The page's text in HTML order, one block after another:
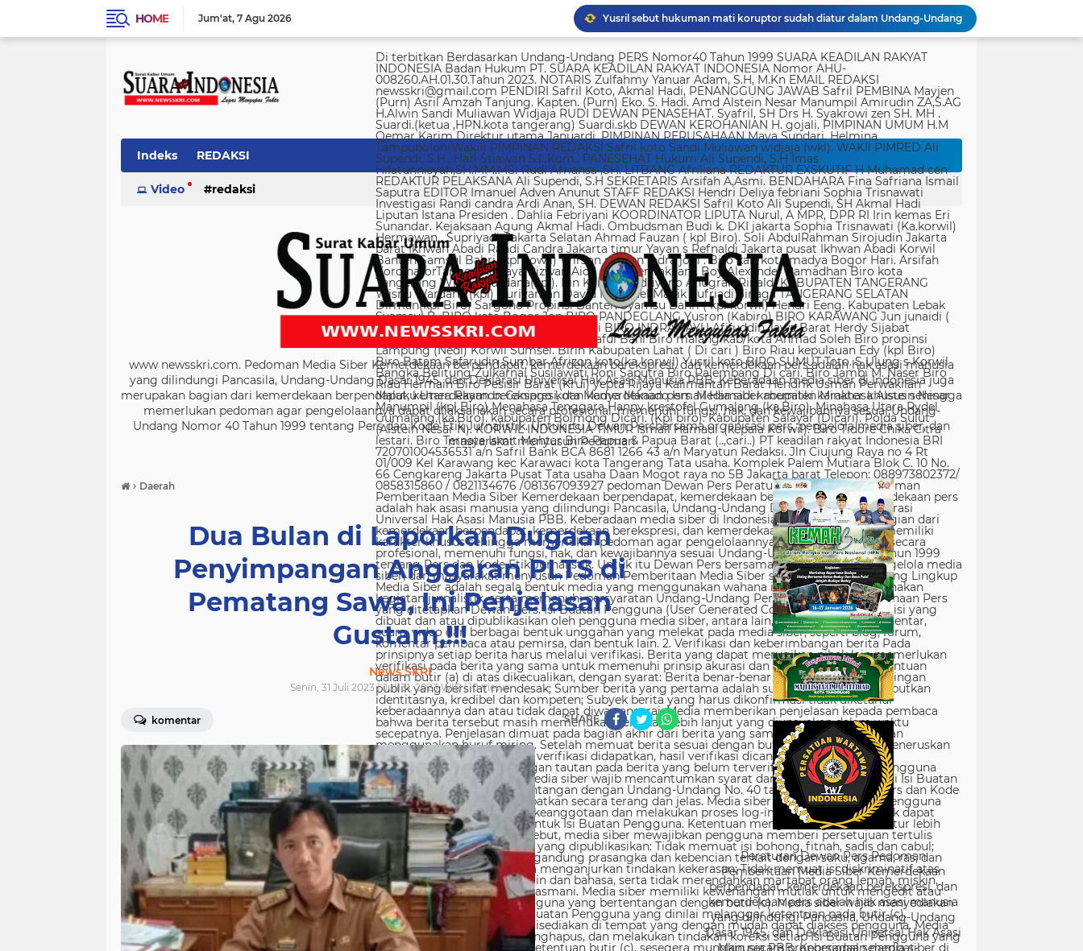
HOME Jum'at 7 Agu 2026 Yusril sebut hukuman mati koruptor sudah diatur dalam Undang-Undang
Polda Metro Jaya Gelar Seminar Hukum Bahas Perluasan Objek Praperadilan dalam KUHAP Baru
Imigrasi Semarang deportasi empat warga China buronan pemerintah
PWI Kota Tangerang Serahkan SK ke Kesbangpol, Wawan Fauzi: Peran Media Bisa Berdampak Besar hingga Fatal
Panglima TNI Sambut Kepulangan Satgas Kizi TNI Kontingen Garuda XX-V MONUSCO
Peringatan Hari Veteran Nasional 2026 Kemenhan Renovasi Sekretariat LVRI dan Bedah Rumah Veteran di 19 Provinsi
Di terbitkan Berdasarkan Undang-Undang PERS Nomor40 Tahun 1999 SUARA KEADILAN RAKYAT INDONESIA Badan Hukum PT. SUARA KEADILAN RAKYAT INDONESIA Nomor AHU-008260.AH.01.30.Tahun 2023. NOTARIS Zulfahmy Yanuar Adam, S.H, M.Kn EMAIL REDAKSI newsskri@gmail.com PENDIRI Safril Koto, Akmal Hadi, PENANGGUNG JAWAB Safril PEMBINA Mayjen (Purn) Asril Amzah Tanjung. Kapten. (Purn) Eko. S. Hadi. Amd Alstein Nesar Manumpil Amirudin ZA,S.AG H.Alwin Sandi Muliawan Widjaja RUDI DEWAN PENASEHAT. Syafril, SH Drs H. Syakrowi zen SH. MH . Suardi.(ketua ,HPN.kota tangerang) Suardi.skb DEWAN KEROHANIAN H. gojali. PIMPINAN UMUM H.M Qemar Karim Direktur utama Januardi. PIMPINAN PERUSAHAAN Maya Sundari. Helmina Tampubolon(Wakil) PIMPINAN REDAKSI Safril koto Sandi Muliawan widjaja (wkl). WAKIl PIMRED Ali Supendi, S.H., Hari Stiawan S.I .Kom., PANESEHAT Hukum Ali Supendi, S.H Imas Hilatunnisyah,SH.MM.MSi Rudi Afriansa ,SH. LITBANG Afriliana REDAKTUR EXSKUTIF H Muhamad cen REDAKTUR PELAKSANA Ali Supendi, S.H SEKRETARIS Arsifah A,Asmi. BENDAHARA Fina Safriana Ismail Saputra EDITOR Imanuel Adven Anunut STAFF REDAKSI Hendri Deliya febriani Sophia Trisnawati Investigasi Randi candra Ardi Anan, SH. DEWAN REDAKSI Safril Koto Ali Supendi, SH Akmal Hadi Liputan Istana Presiden . Dahlia Febriyani KOORDINATOR LIPUTA Nurul, A MPR, DPR RI Irin kemas Eri Sunandar. Kejaksaan Agung Akmal Hadi. Ombudsman Budi k. DKI jakarta Sophia Trisnawati (Ka.korwil) Hermawan . Supriyadi. Jakarta Selatan Ahmad Fauzan ( kpl Biro). Soli AbdulRahman Sirojudin Jakarta barat Ikhwan Abadi Randi Candra Jakarta timur Yayan s Refnaldi Jakarta pusat Ikhwan Abadi Korwil Banten Samsul Bahri (kpl kowil) Wirson risman Indra joni . Biro kab/kota madya Bogor Hari. Arsifah KordinatorTangerang raya Rizwan Aidil ( kpl. Perwakilan). Boy Alexander Ramadhan Biro kota Tangerang Wisnu Wardana(kpl). Irin Kamas Andriyano Anugrah Rinaldi KABUPATEN TANGERANG Wisnu Wardana (kpl) Nuriyaman David Natanael Manik Sufriadi Sinaga TANGERANG SELATAN Dirman(kpl Biro) Sargono Propinsi Banten Syamsu Bahri ( kpl korwil) Hendri Eeng. Kabupaten Lebak Syamsul B. BIRO kota Bogor Jon BIRO PANDEGLANG Yusron (Kabiro) BIRO KARAWANG Jun junaidi ( kpl Biro) Ugi . BIRO KUNINGAN Nurhadi BIRO INDRAMAYU Afifuddin Jawa Barat Herdy Sijabat (kapowil). BIRO JAWA TIMUR Sofiyan Saful Bahi Biro malang kab/kota Ahmad Soleh Biro propinsi Lampung (Nedi) Korwil Sumsel. Birin Kabupaten Lahat ( Di cari ) Biro Riau kepulauan Edy (kpl Biro) Biro Batam Safarudin Sumbar Afrizon koto(ka korwil) Yusril koto BIRO SUMUT Toto. S Ulung s Korwil Bangka Belitung Zulkarnai Susilawati Roni Saputra Biro Palembang Di cari. Biro Jambi M. Naser Biro Riau Hermain Biro Pesisir Barat (Krui) yepta Rijaya Kalimantan Barat Hendrik Usman Perwakilan Maluku Utara Raymon Caniago kota Madya Manado Ismail Hamadi kabupaten Minahasa Alstein Nesar Manumpil (kpl Biro) Menahasa Tenggara Hanny krestofel Gumalang (ka.Biro). Minahasa Utara Rydel Gumalang.(ka.Biro). kabupaten Bolmong Dicari. (Kpl biro). Kabupaten Salayar (Dicari). Polda Sulut (Alstein Nesar N). KORWIL INDONESIA TIMUR Ismail Hamadi .(kepala Korwil). Biro Tidore Chika Citra lestari. Biro Ternate Ismit Mohtar Biro Papua & Papua Barat (..,cari..) PT keadilan rakyat Indonesia BRI 720701004536531 a/n Safril Bank BCA 8681 1266 43 a/n Maryatun Redaksi. Jln Ciujung Raya no 4 Rt 01/009 Kel Karawang kec Karawaci kota Tangerang Tata usaha. Komplek Palem Mutiara Blok C. 10 No. 66 Cengkareng Jakarta Pusat Tata usaha Daan Mogot raya no 5B Jakarta barat Telepon: 088973802372/ 0858315860 / 0821134676 /081367093927 pedoman Dewan Pers Peraturan Dewan Pers Pedoman Pemberitaan Media Siber Kemerdekaan berpendapat, kemerdekaan berekspresi, dan kemerdekaan pers adalah hak asasi manusia yang dilindungi Pancasila, Undang-Undang Dasar 1945, dan Deklarasi Universal Hak Asasi Manusia PBB. Keberadaan media siber di Indonesia juga merupakan bagian dari kemerdekaan berpendapat, kemerdekaan berekspresi, dan kemerdekaan pers. Media siber memiliki karakter khusus sehingga memerlukan pedoman agar pengelolaannya dapat dilaksanakan secara profesional, memenuhi fungsi, hak, dan kewajibannya sesuai Undang-Undang Nomor 40 Tahun 1999 tentang Pers dan Kode Etik Jurnalistik. Untuk itu Dewan Pers bersama organisasi pers, pengelola media siber, dan masyarakat menyusun Pedoman Pemberitaan Media Siber sebagai berikut: 1. Ruang Lingkup Media Siber adalah segala bentuk media yang menggunakan wahana internet dan melaksanakan kegiatan jurnalistik, serta memenuhi persyaratan Undang-Undang Pers dan Standar Perusahaan Pers yang ditetapkan Dewan Pers. Isi Buatan Pengguna (User Generated Content) adalah segala isi yang dibuat dan atau dipublikasikan oleh pengguna media siber, antara lain, artikel, gambar, komentar, suara, video dan berbagai bentuk unggahan yang melekat pada media siber, seperti blog, forum, komentar pembaca atau pemirsa, dan bentuk lain. 2. Verifikasi dan keberimbangan berita Pada prinsipnya setiap berita harus melalui verifikasi. Berita yang dapat merugikan pihak lain memerlukan verifikasi pada berita yang sama untuk memenuhi prinsip akurasi dan keberimbangan. Ketentuan dalam butir (a) di atas dikecualikan, dengan syarat: Berita benar-benar mengandung kepentingan publik yang bersifat mendesak; Sumber berita yang pertama adalah sumber yang jelas disebutkan identitasnya, kredibel dan kompeten; Subyek berita yang harus dikonfirmasi tidak diketahui keberadaannya dan atau tidak dapat diwawancarai; Media memberikan penjelasan kepada pembaca bahwa berita tersebut masih memerlukan verifikasi lebih lanjut yang diupayakan dalam waktu secepatnya. Penjelasan dimuat pada bagian akhir dari berita yang sama, di dalam kurung dan menggunakan huruf miring. Setelah memuat berita sesuai dengan butir (c), media wajib meneruskan upaya verifikasi, dan setelah verifikasi didapatkan, hasil verifikasi dicantumkan pada berita pemutakhiran (update) dengan tautan pada berita yang belum terverifikasi. 3. Isi Buatan Pengguna (User Generated Content) Media siber wajib mencantumkan syarat dan ketentuan mengenai Isi Buatan Pengguna yang tidak bertentangan dengan Undang-Undang No. 40 tahun 1999 tentang Pers dan Kode Etik Jurnalistik, yang ditempatkan secara terang dan jelas. Media siber mewajibkan setiap pengguna untuk melakukan registrasi keanggotaan dan melakukan proses log-in terlebih dahulu untuk dapat mempublikasikan semua bentuk Isi Buatan Pengguna. Ketentuan mengenai log-in akan diatur lebih lanjut. Dalam registrasi tersebut, media siber mewajibkan pengguna memberi persetujuan tertulis bahwa Isi Buatan Pengguna yang dipublikasikan: Tidak memuat isi bohong, fitnah, sadis dan cabul; Tidak memuat isi yang mengandung prasangka dan kebencian terkait dengan suku, agama, ras, dan antargolongan (SARA), serta menganjurkan tindakan kekerasan; Tidak memuat isi diskriminatif atas dasar perbedaan jenis kelamin dan bahasa, serta tidak merendahkan martabat orang lemah, miskin, sakit, cacat jiwa, atau cacat jasmani. Media siber memiliki kewenangan mutlak untuk mengedit atau menghapus Isi Buatan Pengguna yang bertentangan dengan butir (c). Media siber wajib menyediakan mekanisme pengaduan Isi Buatan Pengguna yang dinilai melanggar ketentuan pada butir (c). Mekanisme tersebut harus disediakan di tempat yang dengan mudah dapat diakses pengguna. Media siber wajib menyunting, menghapus, dan melakukan tindakan koreksi setiap Isi Buatan Pengguna yang dilaporkan dan melanggar ketentuan butir (c), sesegera mungkin secara proporsional selambat-lambatnya 2 x 24 jam setelah pengaduan diterima. Media siber yang telah memenuhi ketentuan pada butir (a), (b), (c), dan (f) tidak dibebani tanggung jawab atas masalah yang ditimbulkan akibat pemuatan isi yang melanggar ketentuan pada butir (c). Media siber bertanggung jawab atas Isi Buatan Pengguna yang dilaporkan bila tidak mengambil tindakan koreksi setelah batas waktu sebagaimana tersebut pada butir (f). 4. Ralat, Koreksi, dan Hak Jawab Ralat, koreksi, dan hak jawab mengacu pada Undang-Undang Pers, Kode Etik Jurnalistik, dan Pedoman Hak Jawab yang ditetapkan Dewan Pers. Ralat, koreksi dan atau hak jawab wajib ditautkan pada berita yang diralat, dikoreksi atau yang diberi hak jawab. Di setiap berita ralat, koreksi, dan hak jawab wajib dicantumkan waktu pemuatan ralat, koreksi, dan atau hak jawab tersebut. Bila suatu berita media siber tertentu disebarluaskan media siber lain, maka: Tanggung jawab media siber pembuat berita terbatas pada berita yang dipublikasikan di media siber tersebut atau media siber yang berada di bawah otoritas teknisnya; Koreksi berita yang dilakukan oleh sebuah media siber, juga harus dilakukan oleh media siber lain yang mengutip berita dari media siber yang dikoreksi itu; Media yang menyebarluaskan berita dari sebuah media siber dan tidak melakukan koreksi atas berita sesuai yang dilakukan oleh media siber pemilik dan atau pembuat berita tersebut, bertanggung jawab penuh atas semua akibat hukum dari berita yang tidak dikoreksinya itu. Sesuai dengan Undang-Undang Pers, media siber yang tidak melayani hak jawab dapat dijatuhi sanksi hukum pidana denda paling banyak Rp500.000.000 (Lima ratus juta rupiah). 5. Pencabutan Berita Berita yang sudah dipublikasikan tidak dapat dicabut karena alasan penyensoran dari pihak luar redaksi, kecuali terkait masalah SARA, kesusilaan, masa depan anak, pengalaman traumatik korban atau berdasarkan pertimbangan khusus lain yang ditetapkan Dewan Pers. Media siber lain wajib mengikuti pencabutan kutipan berita dari media asal yang telah dicabut. Pencabutan berita wajib disertai dengan alasan pencabutan dan diumumkan kepada publik. 6. Iklan Media siber wajib membedakan dengan tegas antara produk berita dan iklan. Setiap berita/artikel/isi yang merupakan iklan dan atau isi berbayar wajib mencantumkan keterangan ”advertorial”, ”iklan”, ”ads”, ”spons
Indeks REDAKSI
Video redaksi
www newsskri.com. Pedoman Media Siber Kemerdekaan berpendapat, kemerdekaan berekspresi, dan kemerdekaan pers adalah hak asasi manusia
yang dilindungi Pancasila, Undang-Undang Dasar 1945, dan Deklarasi Universal Hak Asasi Manusia PBB. Keberadaan media siber di Indonesia juga
merupakan bagian dari kemerdekaan berpendapat, kemerdekaan berekspresi, dan kemerdekaan pers. Media siber memiliki karakter khusus sehingga
memerlukan pedoman agar pengelolaannya dapat dilaksanakan secara profesional, memenuhi fungsi, hak, dan kewajibannya sesuai Undang-
Undang Nomor 40 Tahun 1999 tentang Pers dan Kode Etik Jurnalistik. Untuk itu Dewan Persbersama organisasi pers, pengelola media siber, dan
masyarakat menyusun Pedoman
› Daerah
Dua Bulan di Laporkan Dugaan
Penyimpangan Anggaran PLTS di
Pematang Sawa, Ini Penjelasan
Gustam,!!!
News SKRI
Senin, 31 Juli 2023 | Juli 31, 2023 WIB | 0Views
komentar SHARE
Peraturan Dewan Pers Pedoman
Pemberitaan Media Siber Kemerdekaan
berpendapat, kemerdekaan berekspresi, dan
kemerdekaan pers adalah hak asasi manusia
yang dilindungi Pancasila, Undang-Undang
Dasar 1945, dan Deklarasi Universal Hak Asasi
Manusia PBB. Keberadaan media siber di